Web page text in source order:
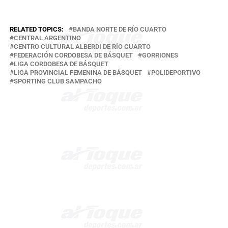
RELATED TOPICS:
BANDA NORTE DE RÍO CUARTO
CENTRAL ARGENTINO
CENTRO CULTURAL ALBERDI DE RÍO CUARTO
FEDERACIÓN CORDOBESA DE BÁSQUET
GORRIONES
LIGA CORDOBESA DE BÁSQUET
LIGA PROVINCIAL FEMENINA DE BÁSQUET
POLIDEPORTIVO
SPORTING CLUB SAMPACHO